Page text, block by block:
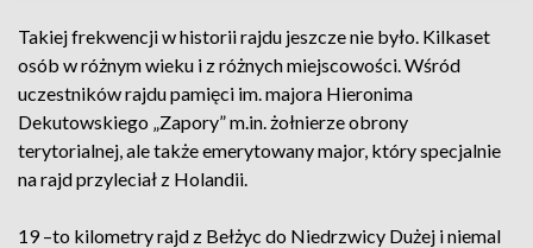
Takiej frekwencji w historii rajdu jeszcze nie było. Kilkaset
osób w różnym wieku i z różnych miejscowości. Wśród
uczestników rajdu pamięci im. majora Hieronima
Dekutowskiego „Zapory” m.in. żołnierze obrony
terytorialnej, ale także emerytowany major, który specjalnie
na rajd przyleciał z Holandii.
19 –to kilometry rajd z Bełżyc do Niedrzwicy Dużej i niemal